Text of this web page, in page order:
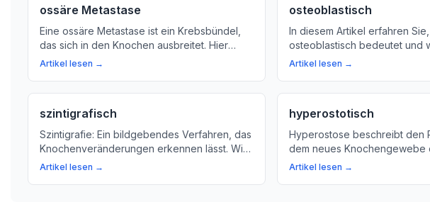
ossäre Metastase
Eine ossäre Metastase ist ein Krebsbündel,
das sich in den Knochen ausbreitet. Hier
erfahren Sie mehr über die Ursachen,
Artikel lesen →
osteoblastisch
In diesem Artikel erfahren
osteoblastisch bedeutet und
Knochengewebe aufbaut. Wir
Knochen-Aufbau.
Artikel lesen →
szintigrafisch
Szintigrafie: Ein bildgebendes Verfahren, das
Knochenveränderungen erkennen lässt. Wir
erklären, was Szintigrafie ist und warum sie
Artikel lesen →
hyperostotisch
Hyperostose beschreibt den
dem neues Knochengewebe
Erfahren Sie mehr über die
Artikel lesen →